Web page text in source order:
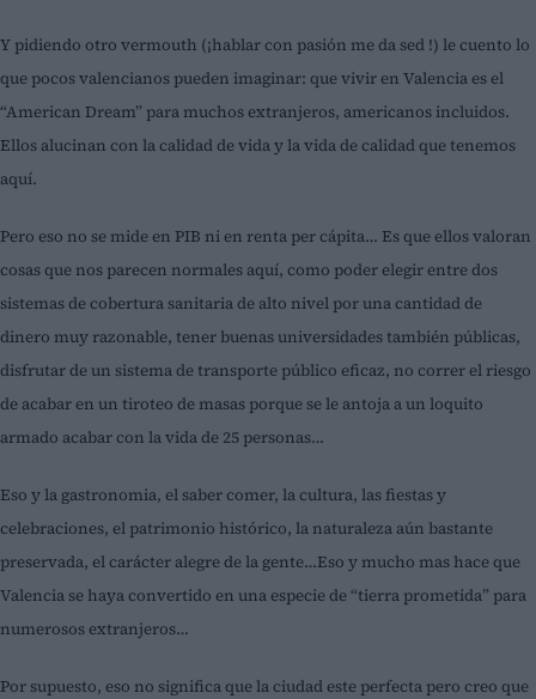
Y pidiendo otro vermouth (¡hablar con pasión me da sed !) le cuento lo
que pocos valencianos pueden imaginar: que vivir en Valencia es el
“American Dream” para muchos extranjeros, americanos incluidos.
Ellos alucinan con la calidad de vida y la vida de calidad que tenemos
aquí.
Pero eso no se mide en PIB ni en renta per cápita… Es que ellos valoran
cosas que nos parecen normales aquí, como poder elegir entre dos
sistemas de cobertura sanitaria de alto nivel por una cantidad de
dinero muy razonable, tener buenas universidades también públicas,
disfrutar de un sistema de transporte público eficaz, no correr el riesgo
de acabar en un tiroteo de masas porque se le antoja a un loquito
armado acabar con la vida de 25 personas…
Eso y la gastronomia, el saber comer, la cultura, las fiestas y
celebraciones, el patrimonio histórico, la naturaleza aún bastante
preservada, el carácter alegre de la gente…Eso y mucho mas hace que
Valencia se haya convertido en una especie de “tierra prometida” para
numerosos extranjeros…
Por supuesto, eso no significa que la ciudad este perfecta pero creo que